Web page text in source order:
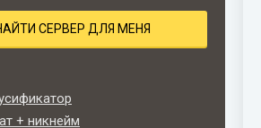
СЕРВЕР ДЛЯ МЕНЯ
+ никнейм